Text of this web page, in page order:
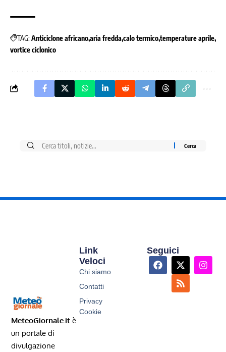
TAG: Anticiclone africanoaria freddacalo termicotemperature aprile
vortice ciclonico
MeteoGiornale.it è
un portale di
divulgazione
Link
Veloci
Chi siamo
Contatti
Privacy
Cookie
Seguici